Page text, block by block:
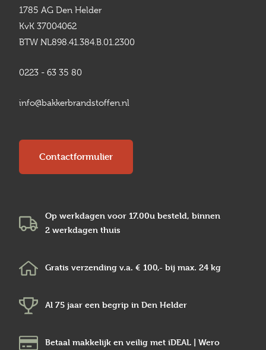
1785 AG Den Helder
KvK 37004062
BTW NL898.41.384.B.01.2300
0223 - 63 35 80
info@bakkerbrandstoffen.nl
Contactformulier
Op werkdagen voor 17.00u besteld, binnen
2 werkdagen thuis
Gratis verzending v.a. € 100,- bij max. 24 kg
Al 75 jaar een begrip in Den Helder
Betaal makkelijk en veilig met iDEAL | Wero